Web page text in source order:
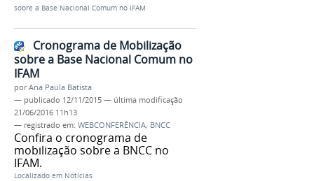
sobre a Base Nacional Comum no IFAM
Cronograma de Mobilização
sobre a Base Nacional Comum no
IFAM
porAna Paula Batista
— publicado 12/11/2015 — última modificação
21/06/2016 11h13
— registrado em: WEBCONFERÊNCIA, BNCC
Confira o cronograma de
mobilização sobre a BNCC no
IFAM.
Localizado em Notícias